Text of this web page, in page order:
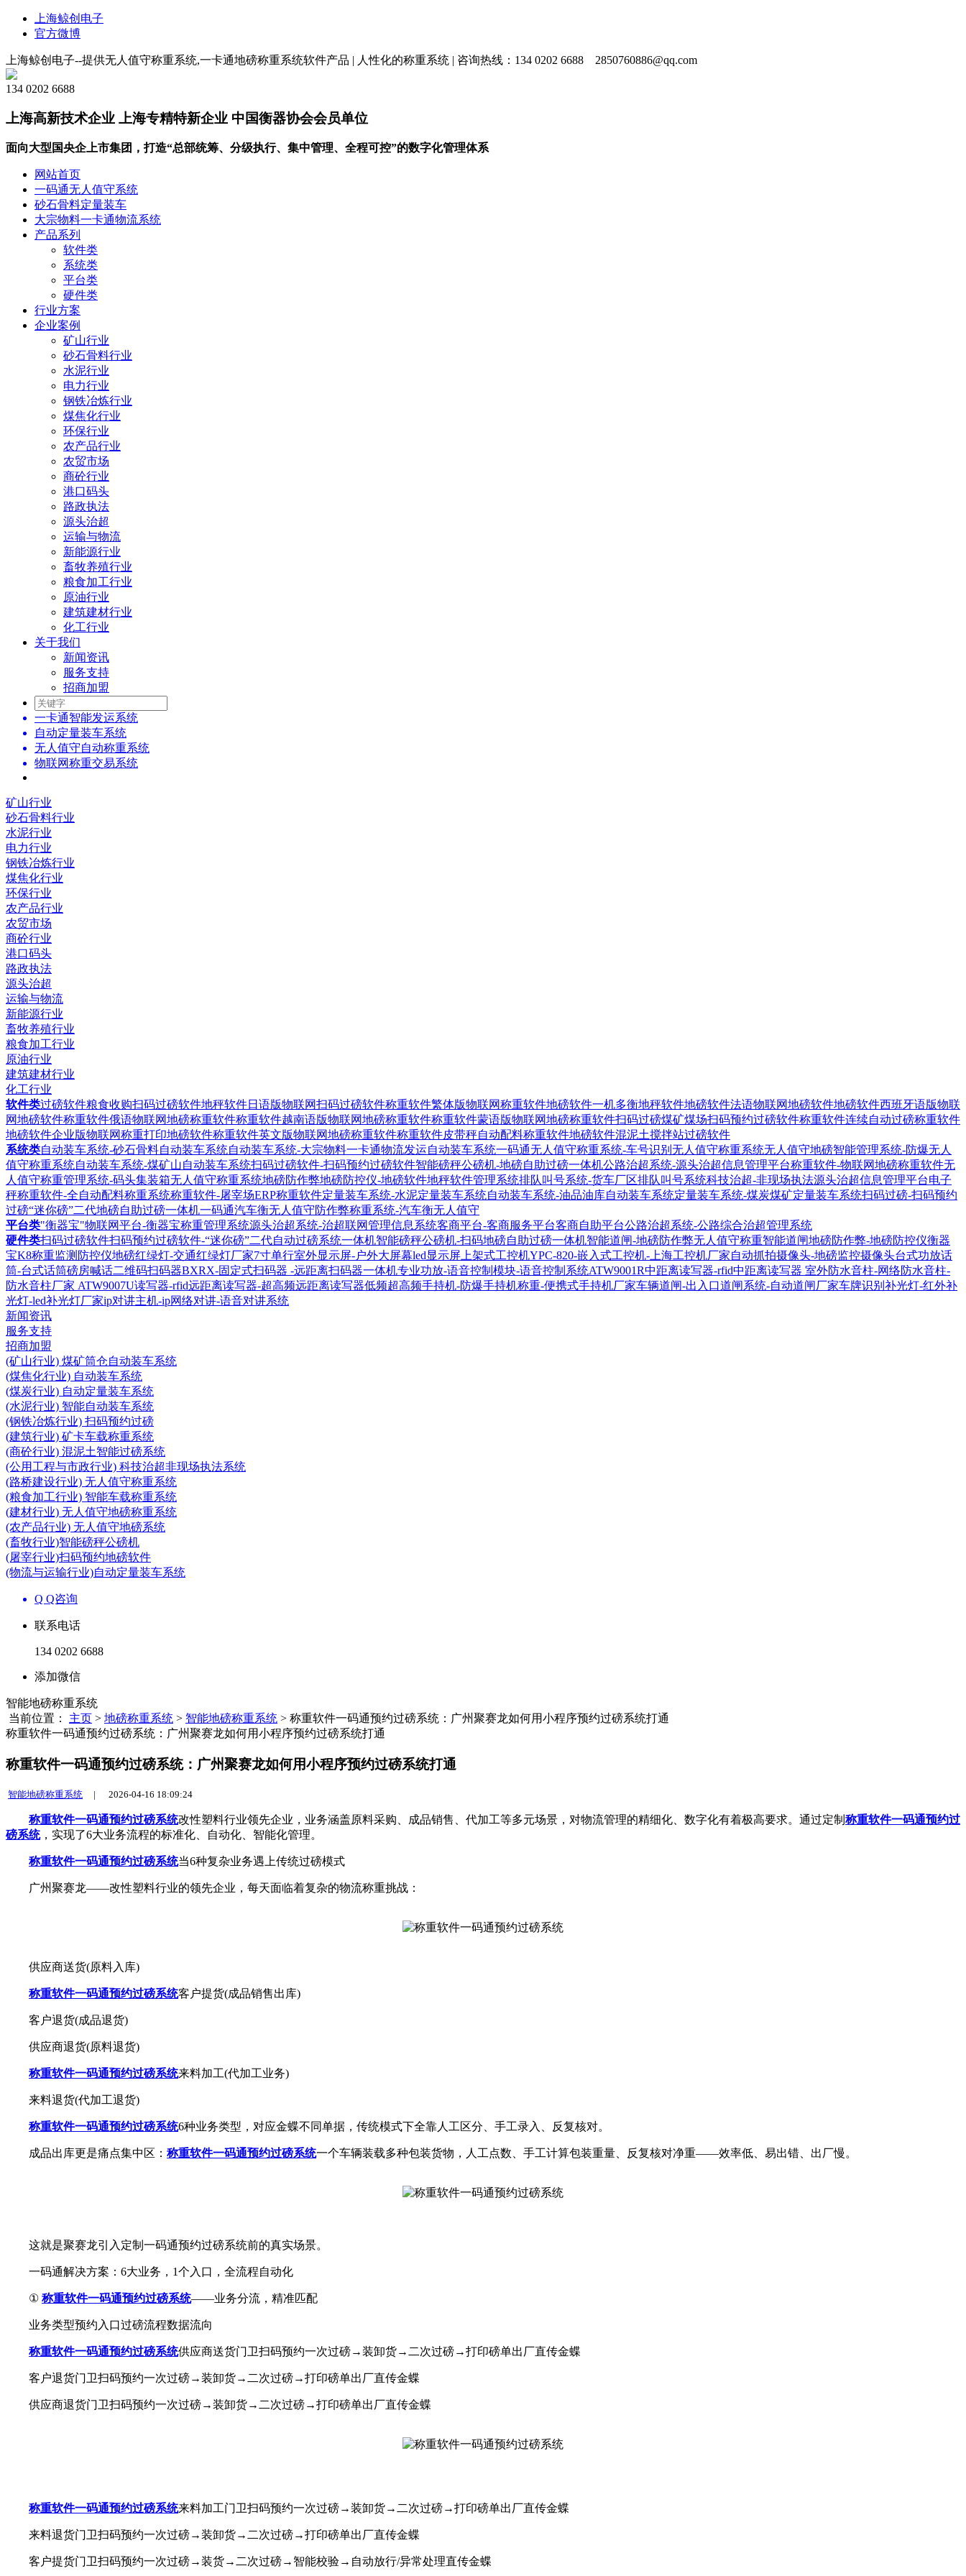
上海鲸创电子
官方微博
上海鲸创电子--提供无人值守称重系统,一卡通地磅称重系统软件产品 | 人性化的称重系统 | 咨询热线：134 0202 6688 2850760886@qq.com
134 0202 6688
上海高新技术企业 上海专精特新企业 中国衡器协会会员单位
面向大型国央企上市集团，打造“总部统筹、分级执行、集中管理、全程可控”的数字化管理体系
网站首页
一码通无人值守系统
砂石骨料定量装车
大宗物料一卡通物流系统
产品系列
软件类
系统类
平台类
硬件类
行业方案
企业案例
矿山行业
砂石骨料行业
水泥行业
电力行业
钢铁冶炼行业
煤焦化行业
环保行业
农产品行业
农贸市场
商砼行业
港口码头
路政执法
源头治超
运输与物流
新能源行业
畜牧养殖行业
粮食加工行业
原油行业
建筑建材行业
化工行业
关于我们
新闻资讯
服务支持
招商加盟
一卡通智能发运系统
自动定量装车系统
无人值守自动称重系统
物联网称重交易系统
矿山行业
砂石骨料行业
水泥行业
电力行业
钢铁冶炼行业
煤焦化行业
环保行业
农产品行业
农贸市场
商砼行业
港口码头
路政执法
源头治超
运输与物流
新能源行业
畜牧养殖行业
粮食加工行业
原油行业
建筑建材行业
化工行业
软件类过磅软件粮食收购扫码过磅软件地秤软件日语版物联网扫码过磅软件称重软件繁体版物联网称重软件地磅软件一机多衡地秤软件地磅软件法语物联网地磅软件地磅软件西班牙语版物联
网地磅软件称重软件俄语物联网地磅称重软件称重软件越南语版物联网地磅称重软件称重软件蒙语版物联网地磅称重软件扫码过磅煤矿煤场扫码预约过磅软件称重软件连续自动过磅称重软件
地磅软件企业版物联网称重打印地磅软件称重软件英文版物联网地磅称重软件称重软件皮带秤自动配料称重软件地磅软件混泥土搅拌站过磅软件
系统类自动装车系统-砂石骨料自动装车系统自动装车系统-大宗物料一卡通物流发运自动装车系统一码通无人值守称重系统-车号识别无人值守称重系统无人值守地磅智能管理系统-防爆无人
值守称重系统自动装车系统-煤矿山自动装车系统扫码过磅软件-扫码预约过磅软件智能磅秤公磅机-地磅自助过磅一体机公路治超系统-源头治超信息管理平台称重软件-物联网地磅称重软件无
人值守称重管理系统-码头集装箱无人值守称重系统地磅防作弊地磅防控仪-地磅软件地秤软件管理系统排队叫号系统-货车厂区排队叫号系统科技治超-非现场执法源头治超信息管理平台电子
秤称重软件-全自动配料称重系统称重软件-屠宰场ERP称重软件定量装车系统-水泥定量装车系统自动装车系统-油品油库自动装车系统定量装车系统-煤炭煤矿定量装车系统扫码过磅-扫码预约
过磅“迷你磅”二代地磅自助过磅一体机一码通汽车衡无人值守防作弊称重系统-汽车衡无人值守
平台类"衡器宝"物联网平台-衡器宝称重管理系统源头治超系统-治超联网管理信息系统客商平台-客商服务平台客商自助平台公路治超系统-公路综合治超管理系统
硬件类扫码过磅软件扫码预约过磅软件-“迷你磅”二代自动过磅系统一体机智能磅秤公磅机-扫码地磅自助过磅一体机智能道闸-地磅防作弊无人值守称重智能道闸地磅防作弊-地磅防控仪衡器
宝K8称重监测防控仪地磅红绿灯-交通红绿灯厂家7寸单行室外显示屏-户外大屏幕led显示屏上架式工控机YPC-820-嵌入式工控机-上海工控机厂家自动抓拍摄像头-地磅监控摄像头台式功放话
筒-台式话筒磅房喊话二维码扫码器BXRX-固定式扫码器 -远距离扫码器一体机专业功放-语音控制模块-语音控制系统ATW9001R中距离读写器-rfid中距离读写器 室外防水音柱-网络防水音柱-
防水音柱厂家 ATW9007U读写器-rfid远距离读写器-超高频远距离读写器低频超高频手持机-防爆手持机称重-便携式手持机厂家车辆道闸-出入口道闸系统-自动道闸厂家车牌识别补光灯-红外补
光灯-led补光灯厂家ip对讲主机-ip网络对讲-语音对讲系统
新闻资讯
服务支持
招商加盟
(矿山行业) 煤矿筒仓自动装车系统
(煤焦化行业) 自动装车系统
(煤炭行业) 自动定量装车系统
(水泥行业) 智能自动装车系统
(钢铁冶炼行业) 扫码预约过磅
(建筑行业) 矿卡车载称重系统
(商砼行业) 混泥土智能过磅系统
(公用工程与市政行业) 科技治超非现场执法系统
(路桥建设行业) 无人值守称重系统
(粮食加工行业) 智能车载称重系统
(建材行业) 无人值守地磅称重系统
(农产品行业) 无人值守地磅系统
(畜牧行业)智能磅秤公磅机
(屠宰行业)扫码预约地磅软件
(物流与运输行业)自动定量装车系统
Q Q咨询
联系电话
134 0202 6688
添加微信
智能地磅称重系统
当前位置： 主页 > 地磅称重系统 > 智能地磅称重系统 > 称重软件一码通预约过磅系统：广州聚赛龙如何用小程序预约过磅系统打通
称重软件一码通预约过磅系统：广州聚赛龙如何用小程序预约过磅系统打通
称重软件一码通预约过磅系统：广州聚赛龙如何用小程序预约过磅系统打通
智能地磅称重系统 | 2026-04-16 18:09:24
称重软件一码通预约过磅系统改性塑料行业领先企业，业务涵盖原料采购、成品销售、代加工等多元场景，对物流管理的精细化、数字化有着极高要求。通过定制 称重软件一码通预约过
磅系统，实现了6大业务流程的标准化、自动化、智能化管理。
称重软件一码通预约过磅系统当6种复杂业务遇上传统过磅模式
广州聚赛龙——改性塑料行业的领先企业，每天面临着复杂的物流称重挑战：
供应商送货(原料入库)
称重软件一码通预约过磅系统客户提货(成品销售出库)
客户退货(成品退货)
供应商退货(原料退货)
称重软件一码通预约过磅系统来料加工(代加工业务)
来料退货(代加工退货)
称重软件一码通预约过磅系统6种业务类型，对应金蝶不同单据，传统模式下全靠人工区分、手工录入、反复核对。
成品出库更是痛点集中区： 称重软件一码通预约过磅系统一个车辆装载多种包装货物，人工点数、手工计算包装重量、反复核对净重——效率低、易出错、出厂慢。
这就是聚赛龙引入定制一码通预约过磅系统前的真实场景。
一码通解决方案：6大业务，1个入口，全流程自动化
① 称重软件一码通预约过磅系统——业务分流，精准匹配
业务类型预约入口过磅流程数据流向
称重软件一码通预约过磅系统供应商送货门卫扫码预约一次过磅→装卸货→二次过磅→打印磅单出厂直传金蝶
客户退货门卫扫码预约一次过磅→装卸货→二次过磅→打印磅单出厂直传金蝶
供应商退货门卫扫码预约一次过磅→装卸货→二次过磅→打印磅单出厂直传金蝶
称重软件一码通预约过磅系统来料加工门卫扫码预约一次过磅→装卸货→二次过磅→打印磅单出厂直传金蝶
来料退货门卫扫码预约一次过磅→装卸货→二次过磅→打印磅单出厂直传金蝶
客户提货门卫扫码预约一次过磅→装货→二次过磅→智能校验→自动放行/异常处理直传金蝶